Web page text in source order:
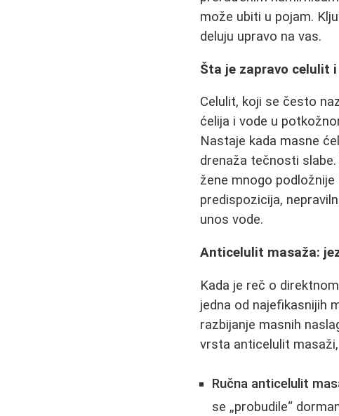
može ubiti u pojam.
deluju upravo na vas.
Šta je zapravo celulit
Celulit, koji se često
ćelija i vode u
Nastaje kada masne
drenaža tečnosti
žene mnogo
predispozicija,
unos vode.
Anticelulit masaža:
Kada je reč o
jedna od najefikasnijih
razbijanje masnih
vrsta anticelulit
Ručna anticelulit
se „probudile“